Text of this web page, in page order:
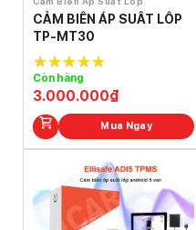
CẢM BIẾN ÁP SUẤT LỐP
TP-MT30
3.000.000₫
5.0out of
5
Còn hàng
Mua Ngay